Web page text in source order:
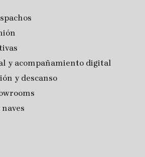
y acompañamiento digital
y descanso